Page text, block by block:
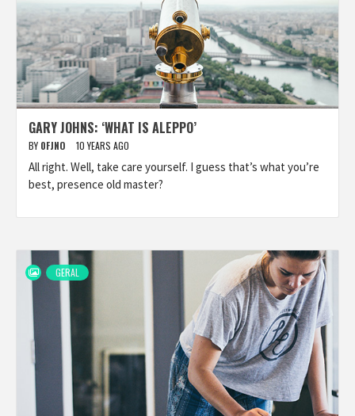
GARY JOHNS: ‘WHAT IS ALEPPO’
BY 0FJNO 10 YEARS AGO
All right. Well, take care yourself. I guess that’s what you’re
best, presence old master?
GERAL